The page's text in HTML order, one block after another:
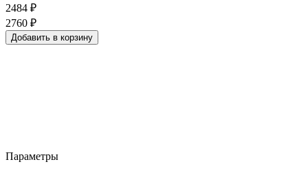
2484 ₽
2760 ₽
Добавить в корзину
Параметры